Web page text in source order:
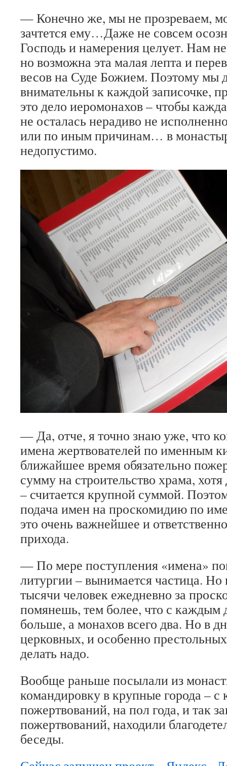
— Конечно же, мы не прозреваем,
зачтется ему…Даже не совсем
Господь и намерения целует. Нам
но возможна эта малая лепта и
весов на Суде Божием. Поэтому мы
внимательны к каждой записочке,
это дело иеромонахов – чтобы
не осталась нерадиво не
или по иным причинам… в
недопустимо.
— Да, отче, я точно знаю уже, что
имена жертвователей по именным
ближайшее время обязательно
сумму на строительство храма,
– считается крупной суммой.
подача имен на проскомидию по
это очень важнейшее и
прихода.
— По мере поступления «имена»
литургии – вынимается частица. Но
тысячи человек ежедневно за
помянешь, тем более, что с каждым
больше, а монахов всего два. Но в
церковных, и особенно
делать надо.
Вообще раньше посылали из
командировку в крупные города – с
пожертвований, на пол года, и так
пожертвований, находили
беседы.